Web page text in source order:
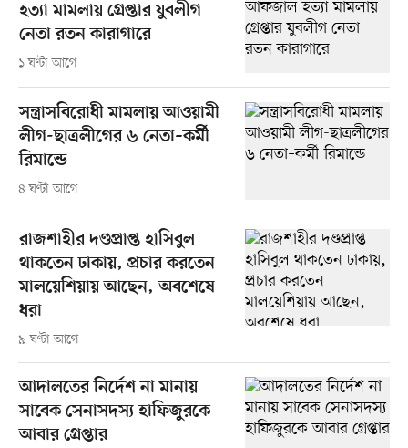
হত্যা মামলায় গ্রেপ্তার যুবলীগ
নেতা রতন কারাগারে
১ ঘণ্টা আগে
সন্ত্রাসবিরোধী মামলায় আওয়ামী
লীগ-ছাত্রলীগের ৬ নেতা–কর্মী
রিমান্ডে
৪ ঘণ্টা আগে
রাজশাহীর দণ্ডপ্রাপ্ত হাসিবুল
থাকতেন ঢাকায়, প্রচার করতেন
মালয়েশিয়ায় আছেন, অবশেষে
ধরা
৯ ঘণ্টা আগে
আদালতের নির্দেশ না মানায়
সাবেক সেনাসদস্য হাফিজুরকে
আবার গ্রেপ্তার